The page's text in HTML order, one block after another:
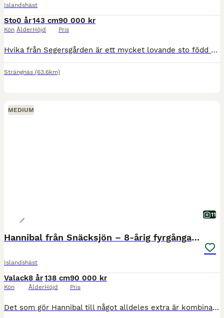
Islandshäst
Sto
Kön
0 år
Ålder
143 cm
Höjd
90 000 kr
Pris
Hvika från Segersgården är ett mycket lovande sto född 2026 med attraktiv färgsättning – fux med bläs och tre vita ben. Hon kan dessutom komma att få ljusa ögon, även om det ännu är för tidigt att säg
Strängnäs (63.6km)
MEDIUM
11
Hannibal från Snäcksjön – 8-årig fyrgångare
Islandshäst
Valack
Kön
8 år
Ålder
138 cm
Höjd
90 000 kr
Pris
Det som gör Hannibal till något alldeles extra är kombinationen av hans otroliga utstrålning, stora steg och hans fantastiska psyke. När man ber om det finns kraften, snabbheten och energin. Däremell